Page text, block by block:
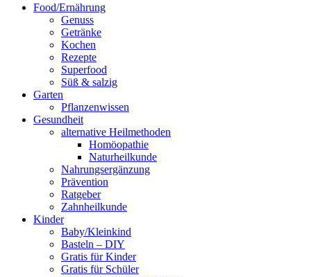
Food/Ernährung
Genuss
Getränke
Kochen
Rezepte
Superfood
Süß & salzig
Garten
Pflanzenwissen
Gesundheit
alternative Heilmethoden
Homöopathie
Naturheilkunde
Nahrungsergänzung
Prävention
Ratgeber
Zahnheilkunde
Kinder
Baby/Kleinkind
Basteln – DIY
Gratis für Kinder
Gratis für Schüler